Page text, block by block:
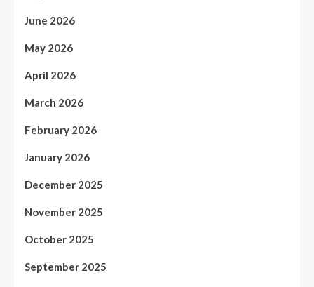
June 2026
May 2026
April 2026
March 2026
February 2026
January 2026
December 2025
November 2025
October 2025
September 2025